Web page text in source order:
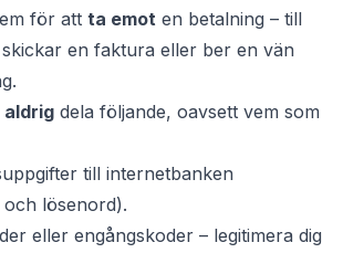
för att ta emot en betalning – till
en faktura eller ber en vän
aldrig dela följande, oavsett vem som
till internetbanken
lösenord).
eller engångskoder – legitimera dig